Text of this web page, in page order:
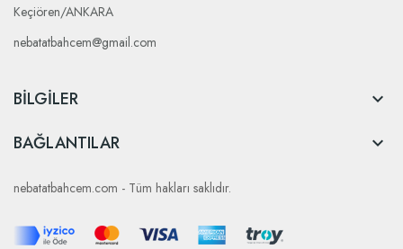
Keçiören/ANKARA
nebatatbahcem@gmail.com
BILGILER 
BAĞLANTILAR 
nebatatbahcem.com - Tüm hakları saklıdır.